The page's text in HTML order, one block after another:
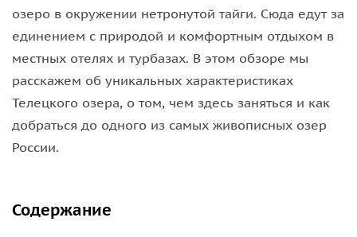
озеро в окружении нетронутой тайги. Сюда едут за
единением с природой и комфортным отдыхом в
местных отелях и турбазах. В этом обзоре мы
расскажем об уникальных характеристиках
Телецкого озера, о том, чем здесь заняться и как
добраться до одного из самых живописных озер
России.
Содержание